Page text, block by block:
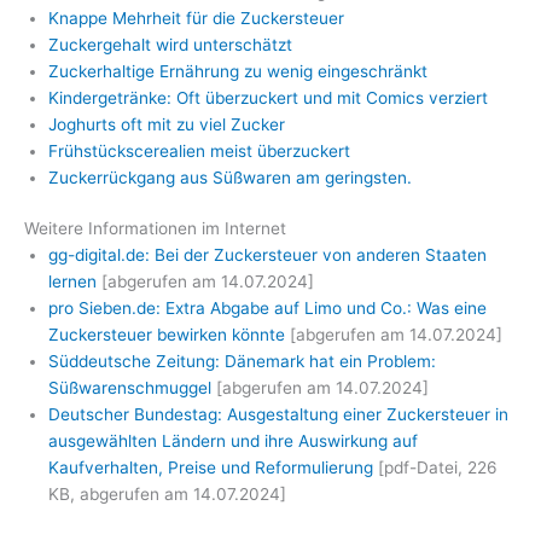
Knappe Mehrheit für die Zuckersteuer
Zuckergehalt wird unterschätzt
Zuckerhaltige Ernährung zu wenig eingeschränkt
Kindergetränke: Oft überzuckert und mit Comics verziert
Joghurts oft mit zu viel Zucker
Frühstückscerealien meist überzuckert
Zuckerrückgang aus Süßwaren am geringsten.
Weitere Informationen im Internet
gg-digital.de: Bei der Zuckersteuer von anderen Staaten
lernen [abgerufen am 14.07.2024]
pro Sieben.de: Extra Abgabe auf Limo und Co.: Was eine
Zuckersteuer bewirken könnte [abgerufen am 14.07.2024]
Süddeutsche Zeitung: Dänemark hat ein Problem:
Süßwarenschmuggel [abgerufen am 14.07.2024]
Deutscher Bundestag: Ausgestaltung einer Zuckersteuer in
ausgewählten Ländern und ihre Auswirkung auf
Kaufverhalten, Preise und Reformulierung [pdf-Datei, 226
KB, abgerufen am 14.07.2024]